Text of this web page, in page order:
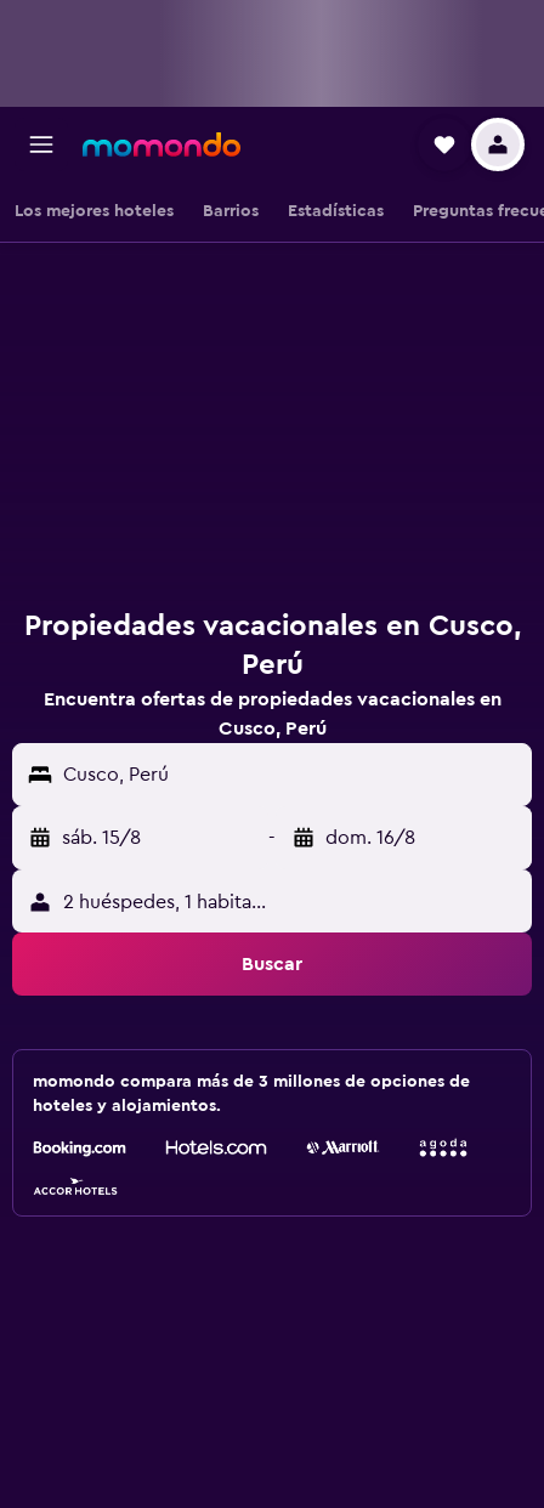
Los mejores hoteles Barrios Estadísticas Preguntas
Propiedades vacacionales en Cusco,
Perú
Encuentra ofertas de propiedades vacacionales en
Cusco, Perú
Cusco, Perú
sáb. 15/8 - dom. 16/8
2 huéspedes, 1 habitación
Buscar
momondo compara más de 3 millones de opciones de
hoteles y alojamientos.